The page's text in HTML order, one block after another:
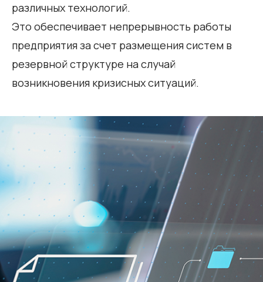
различных технологий.
Это обеспечивает непрерывность работы
предприятия за счет размещения систем в
резервной структуре на случай
возникновения кризисных ситуаций.